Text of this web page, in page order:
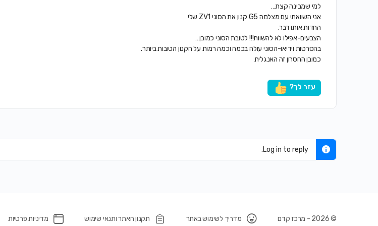
למי שמבינה קצת…
אני השוואתי עם מצלמה G5 קנון את הסוני ZV1 שלי
החדות אותו דבר.
הצבעים-אפילו לא להשוות!!! לטובת הסוני כמובן…
בהסרטות וידיאו-הסוני עולה בכמה וכמה רמות על הקנון הטובות ביותר.
כמובן החסרון זה האנגלית
עזר לך?
Log in to reply.
© 2026 - מרכז קדם מדריך לשימוש באתר תקנון האתר ותנאי שימוש מדיניות פרטיות